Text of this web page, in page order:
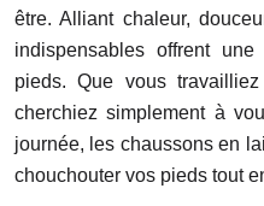
être. Alliant chaleur,
indispensables offrent
pieds. Que vous
cherchiez simplement à
journée, les chaussons en
chouchouter vos pieds tout